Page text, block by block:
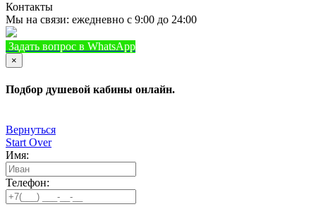
Контакты
Мы на связи: ежедневно с 9:00 до 24:00
Задать вопрос в WhatsApp
×
Подбор душевой кабины онлайн.
Вернуться
Start Over
Имя:
Телефон: